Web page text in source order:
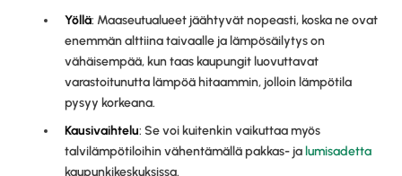
Yöllä: Maaseutualueet jäähtyvät nopeasti, koska ne ovat
enemmän alttiina taivaalle ja lämpösäilytys on
vähäisempää, kun taas kaupungit luovuttavat
varastoitunutta lämpöä hitaammin, jolloin lämpötila
pysyy korkeana.
Kausivaihtelu: Se voi kuitenkin vaikuttaa myös
talvilämpötiloihin vähentämällä pakkas- ja lumisadetta
kaupunkikeskuksissa.